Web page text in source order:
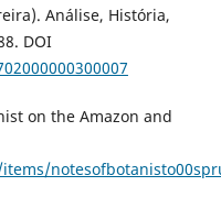
Análise, História,
DOI
on the Amazon and